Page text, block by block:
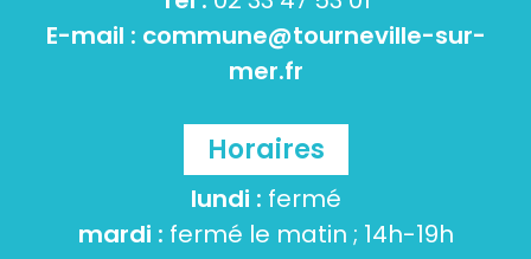
E-mail : commune@tourneville-sur-
mer.fr
Horaires
lundi : fermé
mardi : fermé le matin ; 14h-19h